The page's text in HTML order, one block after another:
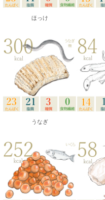
ほっけ
うなぎ